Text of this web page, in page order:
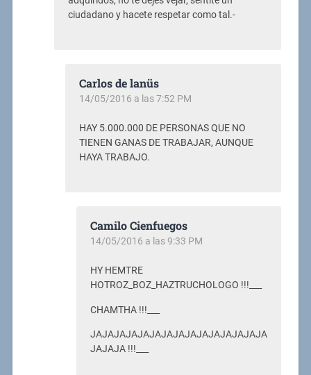
ciudadano y hacete respetar como tal.-
Carlos de lanüs
14/05/2016 a las 7:52 PM
HAY 5.000.000 DE PERSONAS QUE NO
TIENEN GANAS DE TRABAJAR, AUNQUE
HAYA TRABAJO.
Camilo Cienfuegos
14/05/2016 a las 9:33 PM
HY HEMTRE
HOTROZ_BOZ_HAZTRUCHOLOGO !!!___
CHAMTHA !!!___
JAJAJAJAJAJAJAJAJAJAJAJAJAJAJA
JAJAJA !!!___